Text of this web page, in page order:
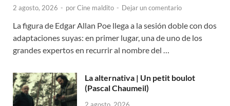
2 agosto, 2026 - porCine maldito - Dejar un comentario
La figura de Edgar Allan Poe llega a la sesión doble con dos
adaptaciones suyas: en primer lugar, una de uno de los
grandes expertos en recurrir al nombre del …
La alternativa | Un petit boulot
(Pascal Chaumeil)
2 agosto, 2026